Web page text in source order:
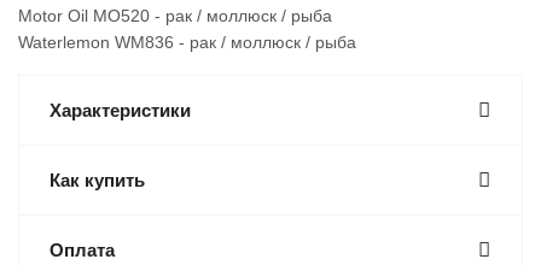
Motor Oil MO520 - рак / моллюск / рыба
Waterlemon WM836 - рак / моллюск / рыба
Характеристики
Как купить
Оплата